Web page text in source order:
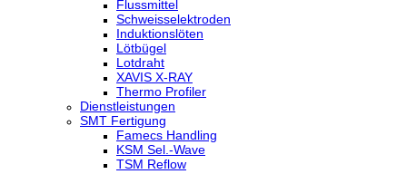
Flussmittel
Schweisselektroden
Induktionslöten
Lötbügel
Lotdraht
XAVIS X-RAY
Thermo Profiler
Dienstleistungen
SMT Fertigung
Famecs Handling
KSM Sel.-Wave
TSM Reflow